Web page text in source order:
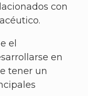
con
el
en
tener un